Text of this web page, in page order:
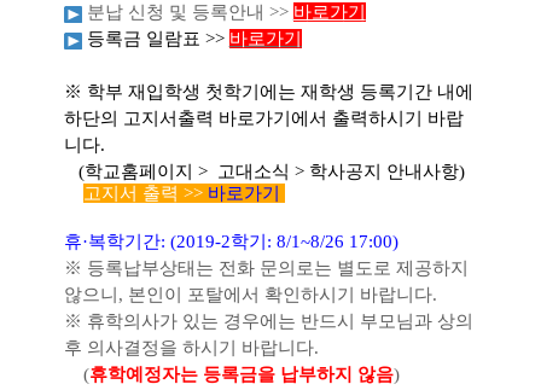
분납 신청 및 등록안내 >> 바로가기
등록금 일람표 >> 바로가기
※ 학부 재입학생 첫학기에는 재학생 등록기간 내에
하단의 고지서출력 바로가기에서 출력하시기 바랍
니다.
(학교홈페이지 > 고대소식 > 학사공지 안내사항)
고지서 출력 >> 바로가기
휴·복학기간: (2019-2학기: 8/1~8/26 17:00)
※ 등록납부상태는 전화 문의로는 별도로 제공하지
않으니 , 본인이 포탈에서 확인하시기 바랍니다.
※ 휴학의사가 있는 경우에는 반드시 부모님과 상의
후 의사결정을 하시기 바랍니다.
(휴학예정자는 등록금을 납부하지 않음)